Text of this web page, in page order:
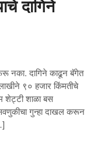
दागिने
नका. दागिने काढून बॅगेत
९० हजार किंमतीचे
शेट्टी शाळा बस
गुन्हा दाखल करून